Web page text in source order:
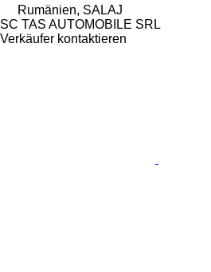
Rumänien, SALAJ
SC TAS AUTOMOBILE SRL
Verkäufer kontaktieren